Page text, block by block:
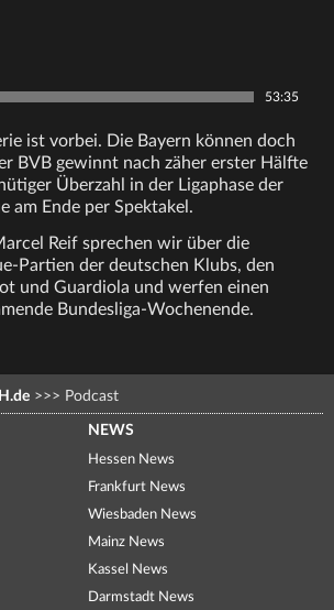
53:35
ist vorbei. Die Bayern können doch
BVB gewinnt nach zäher erster Hälfte
Überzahl in der Ligaphase der
am Ende per Spektakel.
Reif sprechen wir über die
Partien der deutschen Klubs, den
und Guardiola und werfen einen
Bundesliga-Wochenende.
>>> Podcast
NEWS
Hessen News
Frankfurt News
Wiesbaden News
Mainz News
Kassel News
Darmstadt News